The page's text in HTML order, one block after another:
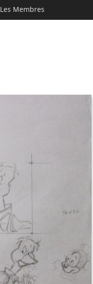
Les Membres